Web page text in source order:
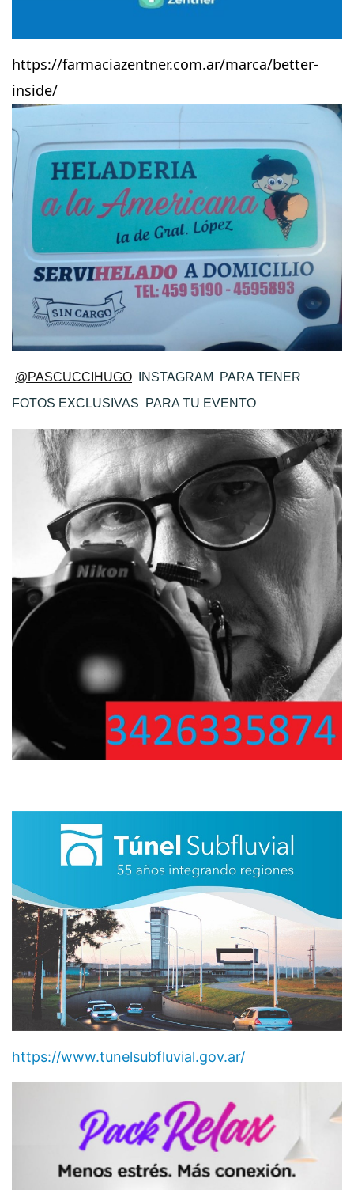
https://farmaciazentner.com.ar/marca/better-
inside/
@PASCUCCIHUGO INSTAGRAM
PARA TENER
FOTOS EXCLUSIVAS PARA TU EVENTO
https://www.tunelsubfluvial.gov.ar/